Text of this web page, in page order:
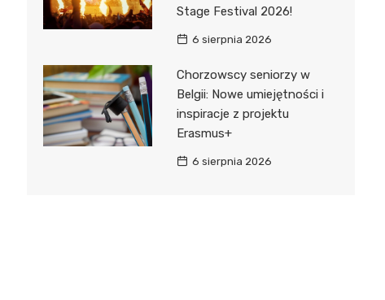
Stage Festival 2026!
6 sierpnia 2026
Chorzowscy seniorzy w
Belgii: Nowe umiejętności i
inspiracje z projektu
Erasmus+
6 sierpnia 2026